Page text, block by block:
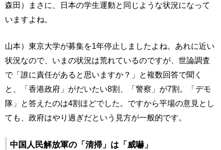
森田）まさに、日本の学生運動と同じような状況になって
いますよね。
山本）東京大学が募集を1年停止しましたよね。あれに近い
状況なので、いまの状況は荒れているのですが、世論調査
で「誰に責任があると思いますか？」と複数回答で聞く
と、「香港政府」がだいたい8割、「警察」が7割。「デモ
隊」と答えたのは4割ほどでした。ですから平場の意見とし
ても、政府はやり過ぎだという見方が一般的です。
中国人民解放軍の「清掃」は「威嚇」